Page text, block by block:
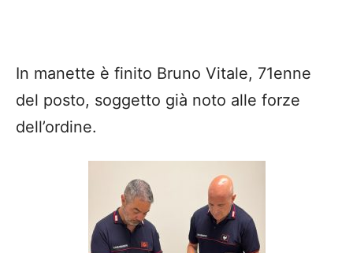
In manette è finito Bruno Vitale, 71enne
del posto, soggetto già noto alle forze
dell’ordine.